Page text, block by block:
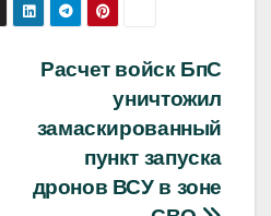
Расчет войск БпС
уничтожил
замаскированный
пункт запуска
дронов ВСУ в зоне